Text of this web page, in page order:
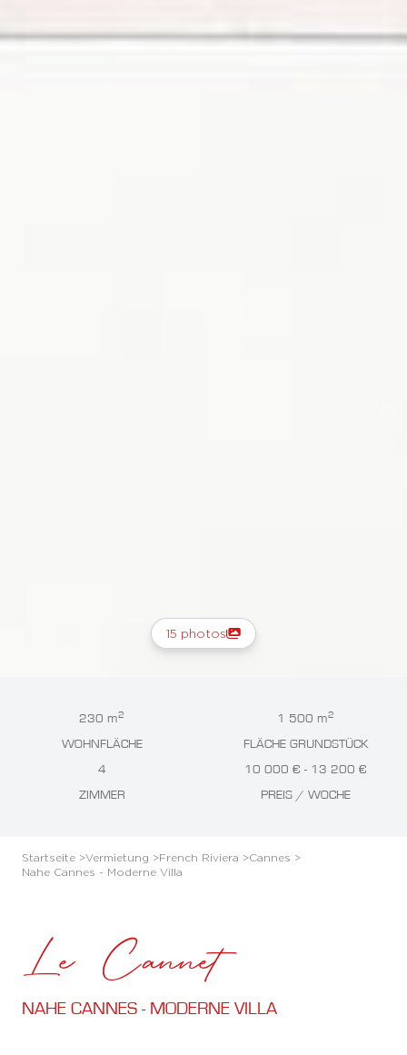
15 photos
230 m2
WOHNFLÄCHE
1 500 m2
FLÄCHE GRUNDSTÜCK
4
ZIMMER
10 000 € - 13 200 €
PREIS / WOCHE
Startseite >Vermietung >French Riviera >Cannes >
Nahe Cannes - Moderne Villa
Le Cannet
NAHE CANNES - MODERNE VILLA